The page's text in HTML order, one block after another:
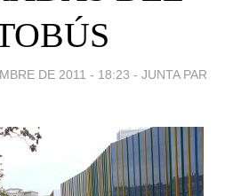
DE 2011 - 18:23 - JUNTA PAR